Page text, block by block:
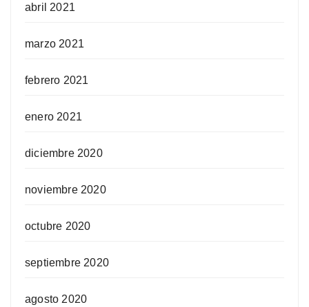
abril 2021
marzo 2021
febrero 2021
enero 2021
diciembre 2020
noviembre 2020
octubre 2020
septiembre 2020
agosto 2020